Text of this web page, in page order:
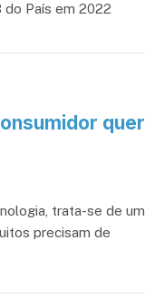
País em 2022
quer
trata-se de um
precisam de